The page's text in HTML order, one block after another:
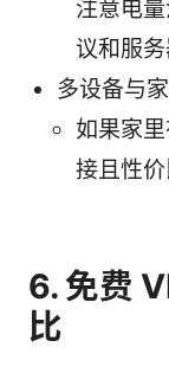
注意电
议和服务
多设备与
如果家
接且性价
6. 免费
比